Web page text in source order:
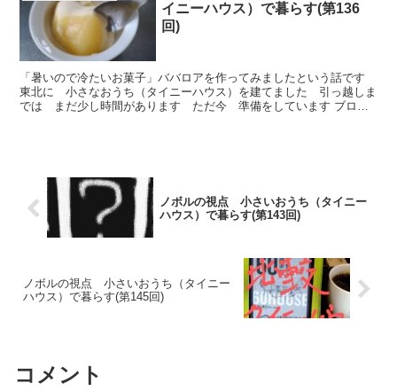
イニーハウス）で暮らす(第136
回)
「暑いので冷たいお菓子」ババロアを作ってみましたという話です
東北に 小さなおうち（タイニーハウス）を建てました 引っ越しま
では まだ少し時間があります ただ今 準備をしています ブログ
ノボルの視点 小さいおうち（タイニー
ハウス）で暮らす(第143回)
ノボルの視点 小さいおうち（タイニー
ハウス）で暮らす(第145回)
コメント